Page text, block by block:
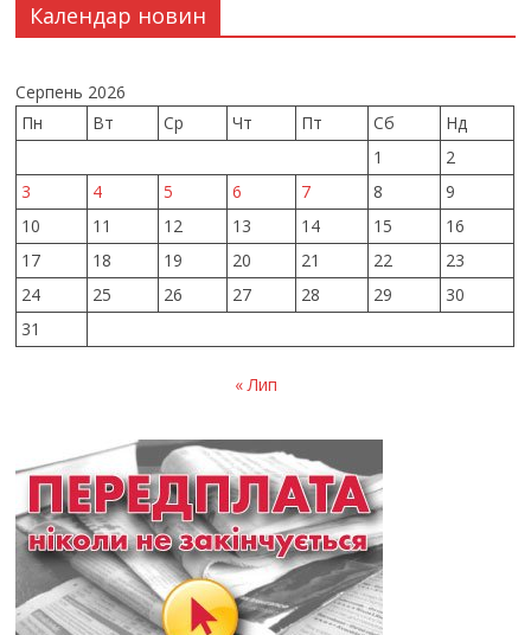
Календар новин
Серпень 2026
Пн
Вт Ср Чт Пт Сб
Нд
1
2
3
4 5 6 7 8
9
10
11 12 13 14 15
16
17
18 19 20 21 22
23
24
25 26 27 28 29
30
31
« Лип